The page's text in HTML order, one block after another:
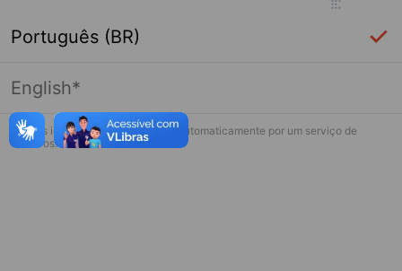
Página indisponível
Desculpe, algo deu errado. Faça login
Português (BR)
English*
* Esses idiomas serão traduzidos automaticamente por um serviço de
terceiros.